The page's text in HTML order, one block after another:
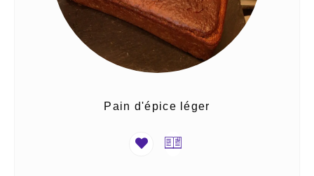
Pain d'épice léger